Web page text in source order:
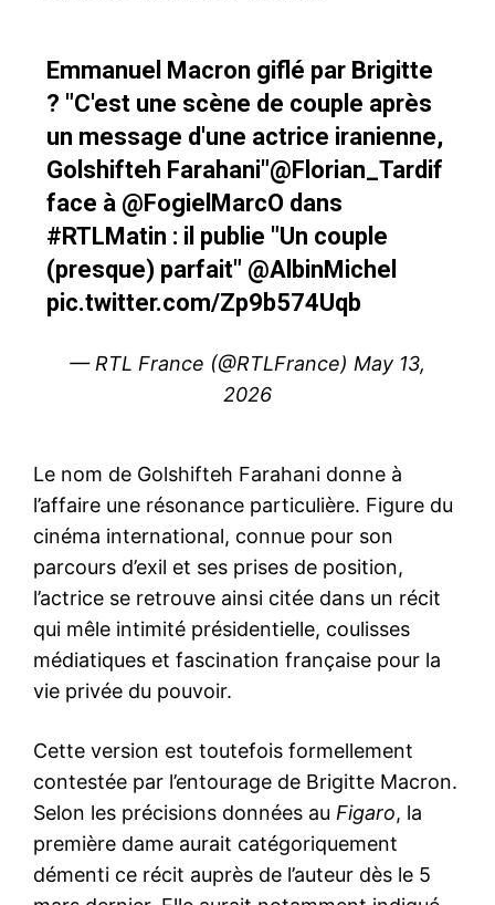
Emmanuel Macron giflé par Brigitte
? "C'est une scène de couple après
un message d'une actrice iranienne,
Golshifteh Farahani"@Florian_Tardif
face à @FogielMarcO dans
#RTLMatin : il publie "Un couple
(presque) parfait" @AlbinMichel
pic.twitter.com/Zp9b574Uqb
— RTL France (@RTLFrance) May 13,
2026
Le nom de Golshifteh Farahani donne à
l’affaire une résonance particulière. Figure du
cinéma international, connue pour son
parcours d’exil et ses prises de position,
l’actrice se retrouve ainsi citée dans un récit
qui mêle intimité présidentielle, coulisses
médiatiques et fascination française pour la
vie privée du pouvoir.
Cette version est toutefois formellement
contestée par l’entourage de Brigitte Macron.
Selon les précisions données au Figaro, la
première dame aurait catégoriquement
démenti ce récit auprès de l’auteur dès le 5